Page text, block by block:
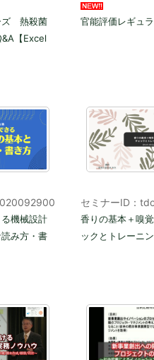
ズ 熱殺菌
【Excel
官能評価レギュ
機械設計
み方・書
セミナーID：
香りの基本＋嗅
ックとトレーニ